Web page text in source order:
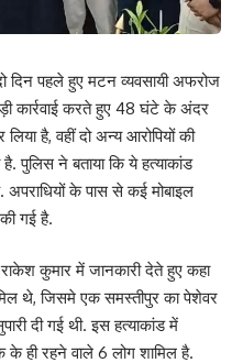
दिन पहले हुए मटन व्यवसायी अफरोज
कार्रवाई करते हुए 48 घंटे के अंदर
है, वहीं दो अन्य आरोपियों की
है. पुलिस ने बताया कि ये हत्याकांड
के पास से कई मोबाइल
गई है.
कुमार में जानकारी देते हुए कहा
थे, जिसमे एक समस्तीपुर का पेशेवर
दी गई थी. इस हत्याकांड में
रहने वाले 6 लोग शामिल है.